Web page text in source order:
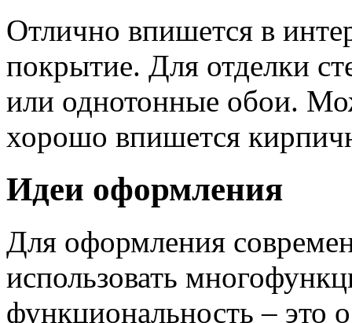
Отлично впишется в
покрытие. Для отделки
или однотонные обои.
хорошо впишется
Идеи оформления
Для оформления
использовать
функциональность – это